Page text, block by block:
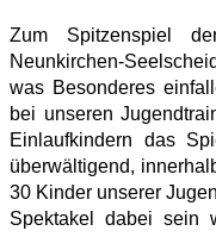
Zum Spitzenspiel
Neunkirchen-
was Besonderes
bei unseren
Einlaufkindern das
überwältigend,
30 Kinder unserer
Spektakel dabei sein